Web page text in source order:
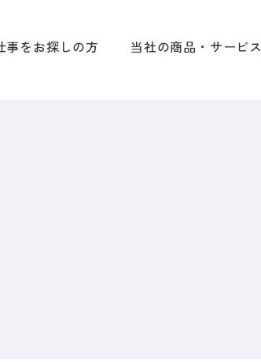
事をお探しの方 当社の商品・サービス